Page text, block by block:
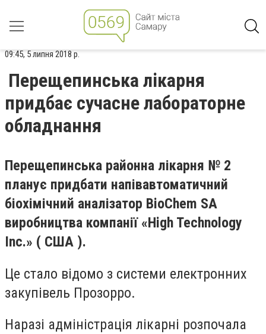
09:45, 5 липня 2018 р.
Перещепинська лікарня
придбає сучасне лабораторне
обладнання
Перещепинська районна лікарня № 2
планує придбати напівавтоматичний
біохімічний аналізатор BioChem SA
виробництва компанії «High Technology
Inc.» ( США ).
Це стало відомо з системи електронних
закупівель Прозорро.
Наразі адміністрація лікарні розпочала